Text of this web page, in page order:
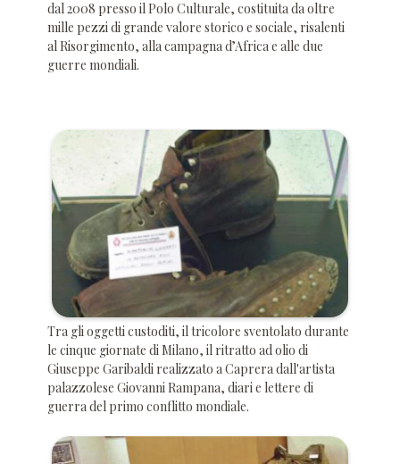
dal 2008 presso il Polo Culturale, costituita da oltre
mille pezzi di grande valore storico e sociale, risalenti
al Risorgimento, alla campagna d’Africa e alle due
guerre mondiali.
Tra gli oggetti custoditi, il tricolore sventolato durante
le cinque giornate di Milano, il ritratto ad olio di
Giuseppe Garibaldi realizzato a Caprera dall'artista
palazzolese Giovanni Rampana, diari e lettere di
guerra del primo conflitto mondiale.